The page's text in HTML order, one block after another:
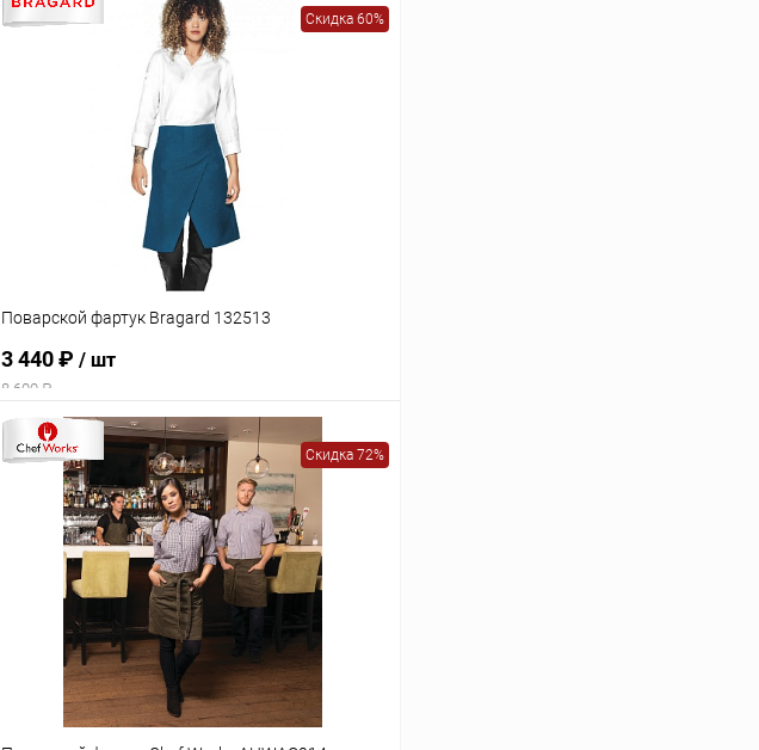
Скидка 60%
Поварской фартук Bragard 132513
3 440 ₽ / шт
8 600 ₽
Скидка 72%